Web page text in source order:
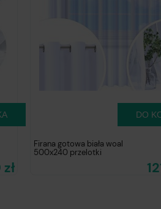
Firana gotowa biała woal
500x240 przelotki
DO